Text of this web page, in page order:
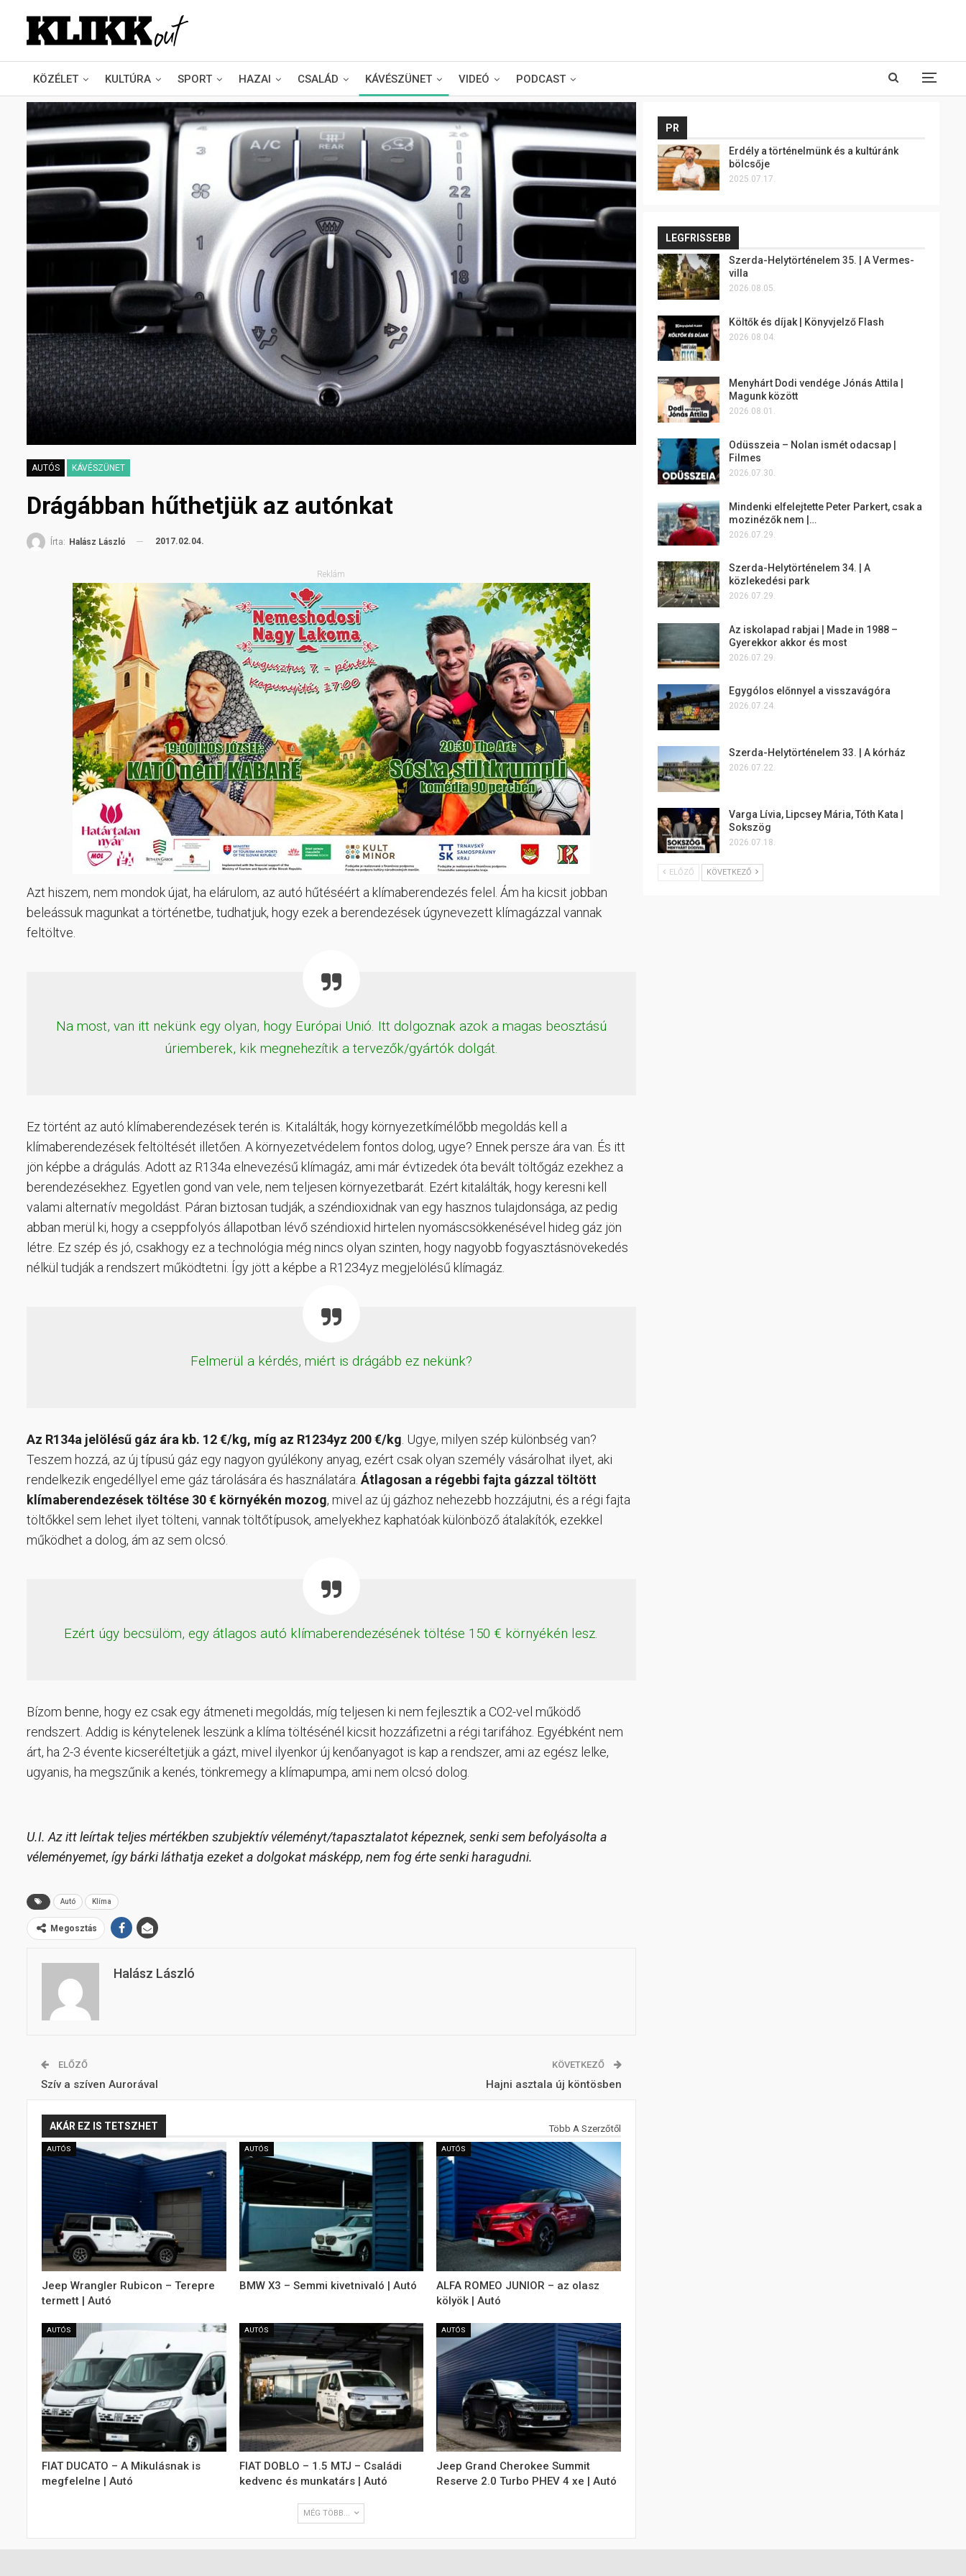
KÖZÉLET KULTÚRA SPORT HAZAI CSALÁD KÁVÉSZÜNET VIDEÓ PODCAST
AUTÓS KÁVÉSZÜNET
Drágábban hűthetjük az autónkat
Írta: Halász László 2017.02.04.
Reklám
Azt hiszem, nem mondok újat, ha elárulom, az autó hűtéséért a klímaberendezés felel. Ám ha kicsit jobban
beleássuk magunkat a történetbe, tudhatjuk, hogy ezek a berendezések úgynevezett klímagázzal vannak
feltöltve.
Na most, van itt nekünk egy olyan, hogy Európai Unió. Itt dolgoznak azok a magas beosztású
úriemberek, kik megnehezítik a tervezők/gyártók dolgát.
Ez történt az autó klímaberendezések terén is. Kitalálták, hogy környezetkímélőbb megoldás kell a
klímaberendezések feltöltését illetően. A környezetvédelem fontos dolog, ugye? Ennek persze ára van. És itt
jön képbe a drágulás. Adott az R134a elnevezésű klímagáz, ami már évtizedek óta bevált töltőgáz ezekhez a
berendezésekhez. Egyetlen gond van vele, nem teljesen környezetbarát. Ezért kitalálták, hogy keresni kell
valami alternatív megoldást. Páran biztosan tudják, a széndioxidnak van egy hasznos tulajdonsága, az pedig
abban merül ki, hogy a cseppfolyós állapotban lévő széndioxid hirtelen nyomáscsökkenésével hideg gáz jön
létre. Ez szép és jó, csakhogy ez a technológia még nincs olyan szinten, hogy nagyobb fogyasztásnövekedés
nélkül tudják a rendszert működtetni. Így jött a képbe a R1234yz megjelölésű klímagáz.
Felmerül a kérdés, miért is drágább ez nekünk?
Az R134a jelölésű gáz ára kb. 12 €/kg, míg az R1234yz 200 €/kg . Ugye, milyen szép különbség van?
Teszem hozzá, az új típusú gáz egy nagyon gyúlékony anyag, ezért csak olyan személy vásárolhat ilyet, aki
rendelkezik engedéllyel eme gáz tárolására és használatára. Átlagosan a régebbi fajta gázzal töltött
klímaberendezések töltése 30 € környékén mozog, mivel az új gázhoz nehezebb hozzájutni, és a régi fajta
töltőkkel sem lehet ilyet tölteni, vannak töltőtípusok, amelyekhez kaphatóak különböző átalakítók, ezekkel
működhet a dolog, ám az sem olcsó.
Ezért úgy becsülöm, egy átlagos autó klímaberendezésének töltése 150 € környékén lesz.
Bízom benne, hogy ez csak egy átmeneti megoldás, míg teljesen ki nem fejlesztik a CO2-vel működő
rendszert. Addig is kénytelenek leszünk a klíma töltésénél kicsit hozzáfizetni a régi tarifához. Egyébként nem
árt, ha 2-3 évente kicseréltetjük a gázt, mivel ilyenkor új kenőanyagot is kap a rendszer, ami az egész lelke,
ugyanis, ha megszűnik a kenés, tönkremegy a klímapumpa, ami nem olcsó dolog.
U.I. Az itt leírtak teljes mértékben szubjektív véleményt/tapasztalatot képeznek, senki sem befolyásolta a
véleményemet, így bárki láthatja ezeket a dolgokat másképp, nem fog érte senki haragudni.
Autó Klíma
Megosztás
Halász László
ELŐZŐ
Szív a szíven Aurorával
KÖVETKEZŐ
Hajni asztala új köntösben
AKÁR EZ IS TETSZHET Több A Szerzőtől
AUTÓS
Jeep Wrangler Rubicon – Terepre
termett | Autó
AUTÓS
BMW X3 – Semmi kivetnivaló | Autó
AUTÓS
ALFA ROMEO JUNIOR – az olasz
kölyök | Autó
AUTÓS
FIAT DUCATO – A Mikulásnak is
megfelelne | Autó
AUTÓS
FIAT DOBLO – 1.5 MTJ – Családi
kedvenc és munkatárs | Autó
AUTÓS
Jeep Grand Cherokee Summit
Reserve 2.0 Turbo PHEV 4 xe | Autó
MÉG TÖBB...
PR
Erdély a történelmünk és a kultúránk
bölcsője
2025.07.17.
LEGFRISSEBB
Szerda-Helytörténelem 35. | A Vermes-
villa
2026.08.05.
Költők és díjak | Könyvjelző Flash
2026.08.04.
Menyhárt Dodi vendége Jónás Attila |
Magunk között
2026.08.01.
Odüsszeia – Nolan ismét odacsap |
Filmes
2026.07.30.
Mindenki elfelejtette Peter Parkert, csak a
mozinézők nem |…
2026.07.29.
Szerda-Helytörténelem 34. | A
közlekedési park
2026.07.29.
Az iskolapad rabjai | Made in 1988 –
Gyerekkor akkor és most
2026.07.29.
Egygólos előnnyel a visszavágóra
2026.07.24.
Szerda-Helytörténelem 33. | A kórház
2026.07.22.
Varga Lívia, Lipcsey Mária, Tóth Kata |
Sokszög
2026.07.18.
ELŐZŐ KÖVETKEZŐ